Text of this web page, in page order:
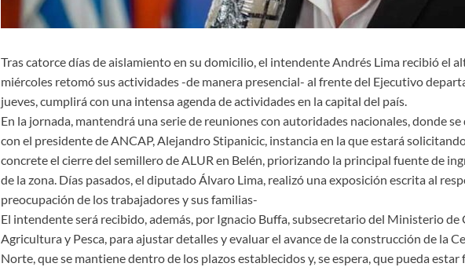
Tras catorce días de aislamiento en su domicilio, el intendente Andrés Lima recibió el
miércoles retomó sus actividades -de manera presencial- al frente del Ejecutivo
jueves, cumplirá con una intensa agenda de actividades en la capital del país.
En la jornada, mantendrá una serie de reuniones con autoridades nacionales, donde
con el presidente de ANCAP, Alejandro Stipanicic, instancia en la que estará
concrete el cierre del semillero de ALUR en Belén, priorizando la principal fuente de
de la zona. Días pasados, el diputado Álvaro Lima, realizó una exposición escrita al
preocupación de los trabajadores y sus familias-
El intendente será recibido, además, por Ignacio Buffa, subsecretario del Ministerio de
Agricultura y Pesca, para ajustar detalles y evaluar el avance de la construcción de la
Norte, que se mantiene dentro de los plazos establecidos y, se espera, que pueda